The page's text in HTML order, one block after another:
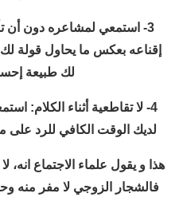
3- استمعي لمشاعره دون أن
إقناعه بعكس ما يحاول قولة
لك طبيعة
4- لا تقاطعية أثناء الكلام:
لديك الوقت الكافي للرد على
هذا و يقول علماء الاجتماع انه،
فالشجار الزوجي لا مفر منه